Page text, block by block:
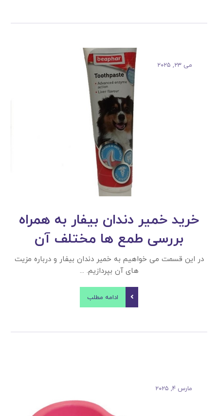
خرید خمیر دندان بیفار به همراه
بررسی طمع ها مختلف آن
می ۲۳, ۲۰۲۵
در این قسمت می خواهیم به خمیر دندان بیفار و درباره مزیت
های آن بپردازیم. ...
ادامه مطلب
مارس ۴, ۲۰۲۵